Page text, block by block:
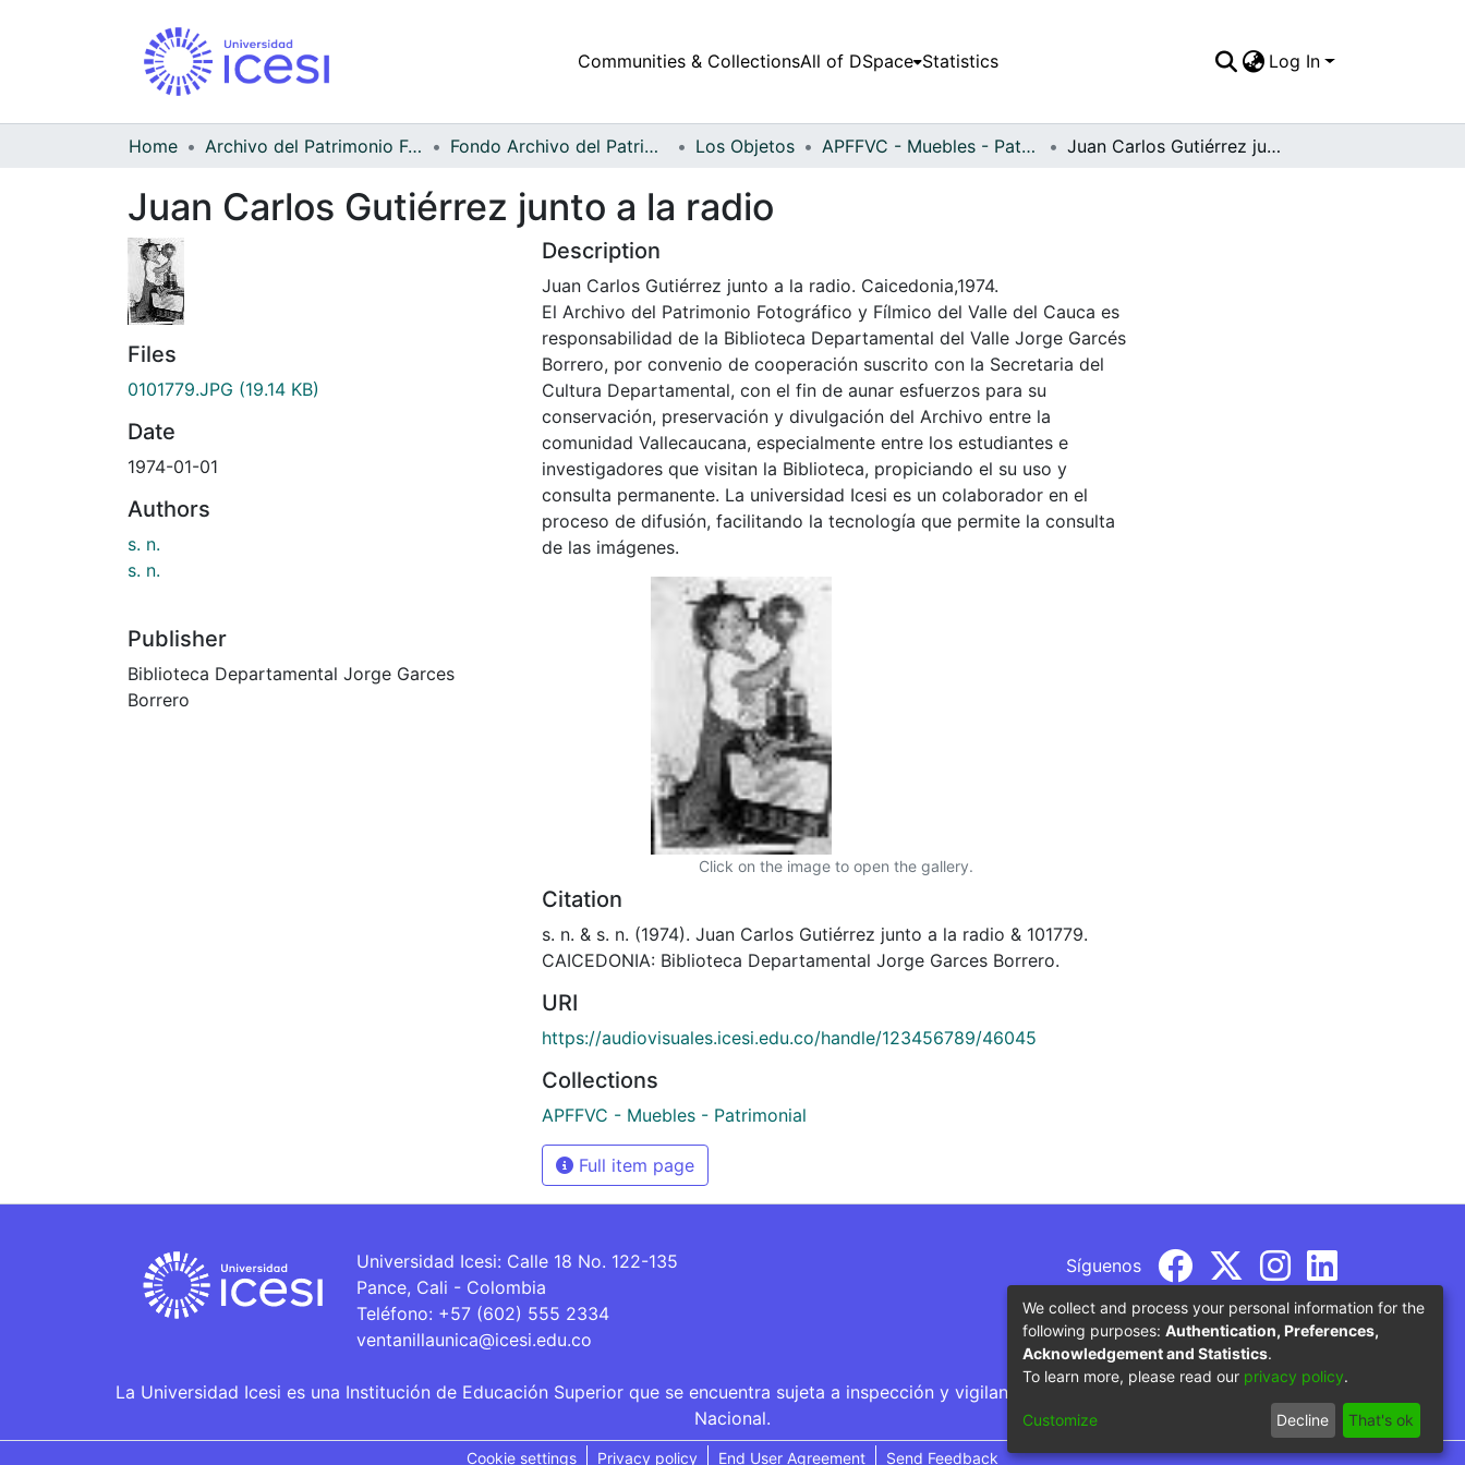
Communities & CollectionsAll of DSpace Statistics Log In
Home Archivo del Patrimonio Fotográfico y Fílmico del Valle del Cauca Fondo Archivo del Patrimonio Fotográfico y Fílmico del Valle del Cauca Los Objetos APFFVC - Muebles - Patrimonial Juan Carlos Gutiérrez junto a la radio
Juan Carlos Gutiérrez junto a la radio
Files
0101779.JPG (19.14 KB)
Date
1974-01-01
Authors
s. n.
s. n.
Publisher
Biblioteca Departamental Jorge Garces
Borrero
Description
Juan Carlos Gutiérrez junto a la radio. Caicedonia,1974.
El Archivo del Patrimonio Fotográfico y Fílmico del Valle del Cauca es
responsabilidad de la Biblioteca Departamental del Valle Jorge Garcés
Borrero, por convenio de cooperación suscrito con la Secretaria del
Cultura Departamental, con el fin de aunar esfuerzos para su
conservación, preservación y divulgación del Archivo entre la
comunidad Vallecaucana, especialmente entre los estudiantes e
investigadores que visitan la Biblioteca, propiciando el su uso y
consulta permanente. La universidad Icesi es un colaborador en el
proceso de difusión, facilitando la tecnología que permite la consulta
de las imágenes.
Click on the image to open the gallery.
Citation
s. n. & s. n. (1974). Juan Carlos Gutiérrez junto a la radio & 101779.
CAICEDONIA: Biblioteca Departamental Jorge Garces Borrero.
URI
https://audiovisuales.icesi.edu.co/handle/123456789/46045
Collections
APFFVC - Muebles - Patrimonial
Full item page
Universidad Icesi: Calle 18 No. 122-135
Pance, Cali - Colombia
Teléfono: +57 (602) 555 2334
ventanillaunica@icesi.edu.co
Síguenos
La Universidad Icesi es una Institución de Educación Superior que se encuentra sujeta a inspección y vigilancia por parte del Ministerio de Educación
Nacional.
Cookie settings Privacy policy End User Agreement Send Feedback
We collect and process your personal information for the
following purposes: Authentication, Preferences,
Acknowledgement and Statistics.
To learn more, please read our privacy policy.
Customize Decline That's ok